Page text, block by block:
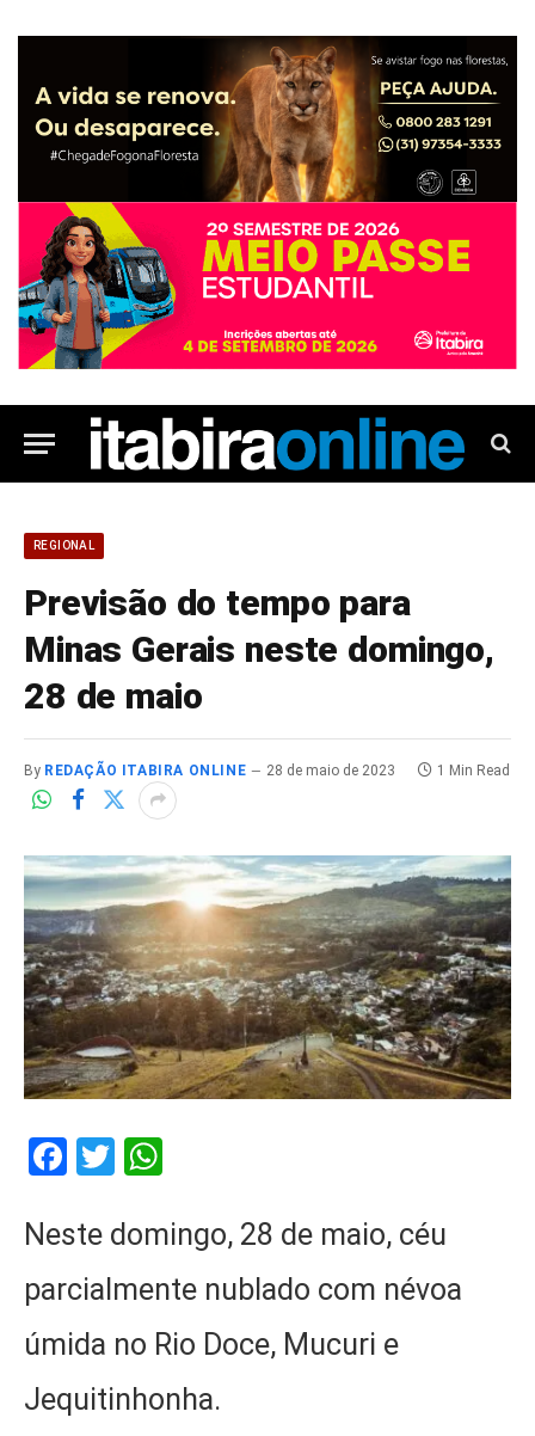
REGIONAL
Previsão do tempo para
Minas Gerais neste domingo,
28 de maio
By REDAÇÃO ITABIRA ONLINE 28 de maio de 2023 1 Min Read
Facebook
Twitter
Neste domingo, 28 de maio, céu
parcialmente nublado com névoa
úmida no Rio Doce, Mucuri e
Jequitinhonha.